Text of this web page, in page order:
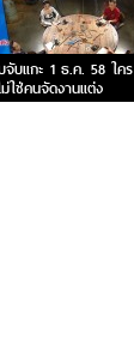
จับแกะ 1 ธ.ค. 58 ใคร
ใช่คนจัดงานแต่ง